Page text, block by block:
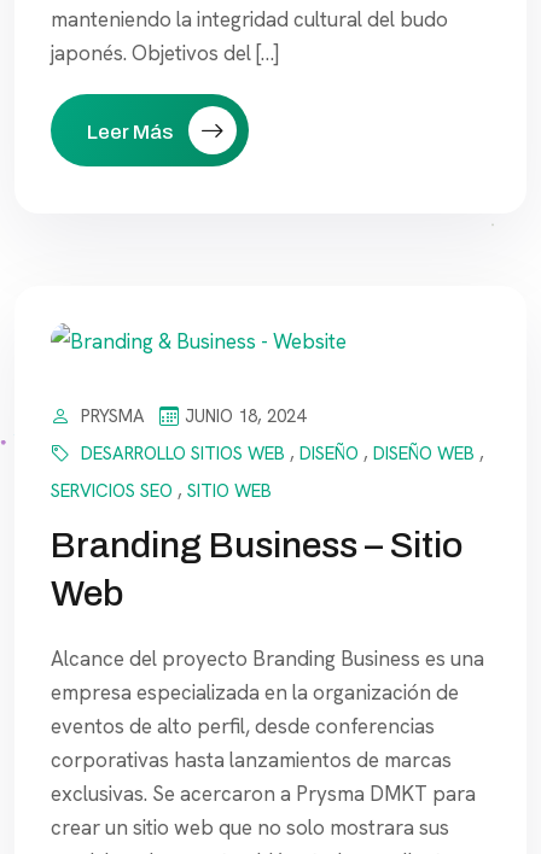
manteniendo la integridad cultural del budo
japonés. Objetivos del […]
Leer Más
PRYSMA
JUNIO 18, 2024
DESARROLLO SITIOS WEB , DISEÑO , DISEÑO WEB ,
SERVICIOS SEO , SITIO WEB
Branding Business – Sitio
Web
Alcance del proyecto Branding Business es una
empresa especializada en la organización de
eventos de alto perfil, desde conferencias
corporativas hasta lanzamientos de marcas
exclusivas. Se acercaron a Prysma DMKT para
crear un sitio web que no solo mostrara sus